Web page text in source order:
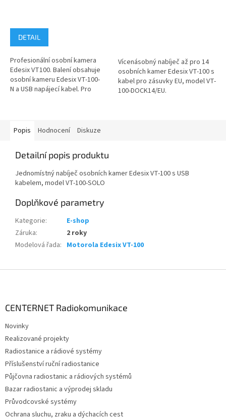
DETAIL
Profesionální osobní kamera
Edesix VT100. Balení obsahuje
osobní kameru Edesix VT-100-
N a USB napájecí kabel. Pro
Vícenásobný nabíječ až pro 14
osobních kamer Edesix VT-100 s
kabel pro zásuvky EU, model VT-
100-DOCK14/EU.
Popis Hodnocení Diskuze
Detailní popis produktu
Jednomístný nabíječ osobních kamer Edesix VT-100 s USB
kabelem, model VT-100-SOLO
Doplňkové parametry
Kategorie:
E-shop
Záruka:
2 roky
Modelová řada: Motorola Edesix VT-100
CENTERNET Radiokomunikace
Novinky
Realizované projekty
Radiostanice a rádiové systémy
Příslušenství ruční radiostanice
Půjčovna radiostanic a rádiových systémů
Bazar radiostanic a výprodej skladu
Průvodcovské systémy
Ochrana sluchu, zraku a dýchacích cest